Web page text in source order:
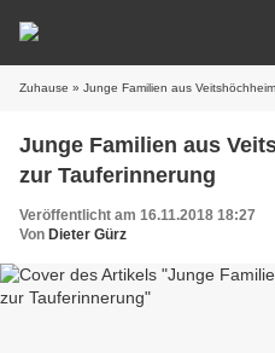
Zuhause » Junge Familien aus
Junge Familien aus
zur Tauferinnerung
Veröffentlicht am 16.11.2018 18:27
Von Dieter Gürz